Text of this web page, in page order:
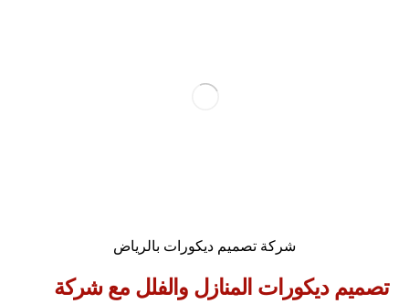
شركة تصميم ديكورات بالرياض
تصميم ديكورات المنازل والفلل مع شركة